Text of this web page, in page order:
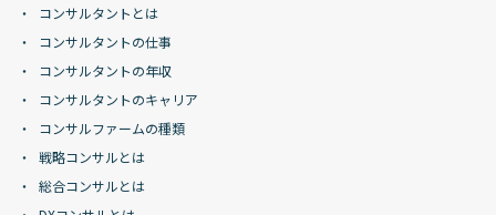
コンサルタントとは
コンサルタントの仕事
コンサルタントの年収
コンサルタントのキャリア
コンサルファームの種類
戦略コンサルとは
総合コンサルとは